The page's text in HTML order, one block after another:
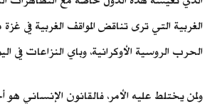
الغربية التي ترى تناقض المواقف الغربية في غزة
الحرب الروسية الأوكرانية، وباي النزاعات في
ولمن يختلط عليه الأمر، فالقانون الإنساني